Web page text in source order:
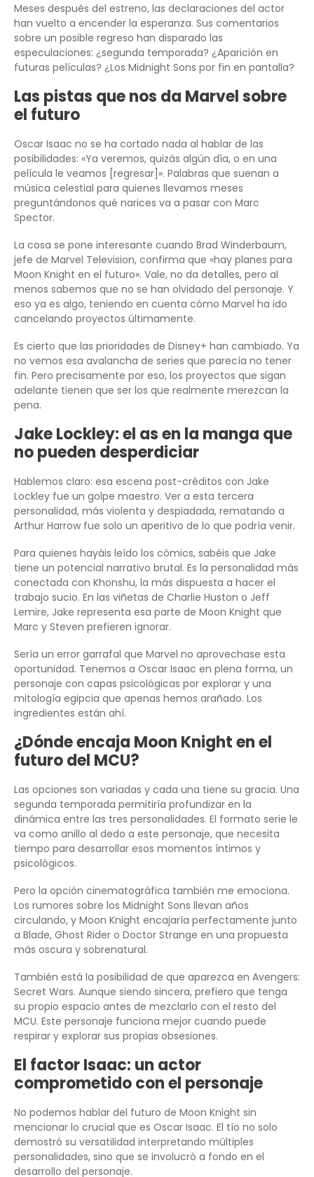
Meses después del estreno, las declaraciones del actor
han vuelto a encender la esperanza. Sus comentarios
sobre un posible regreso han disparado las
especulaciones: ¿segunda temporada? ¿Aparición en
futuras películas? ¿Los Midnight Sons por fin en pantalla?
Las pistas que nos da Marvel sobre
el futuro
Oscar Isaac no se ha cortado nada al hablar de las
posibilidades: «Ya veremos, quizás algún día, o en una
película le veamos [regresar]». Palabras que suenan a
música celestial para quienes llevamos meses
preguntándonos qué narices va a pasar con Marc
Spector.
La cosa se pone interesante cuando Brad Winderbaum,
jefe de Marvel Television, confirma que «hay planes para
Moon Knight en el futuro». Vale, no da detalles, pero al
menos sabemos que no se han olvidado del personaje. Y
eso ya es algo, teniendo en cuenta cómo Marvel ha ido
cancelando proyectos últimamente.
Es cierto que las prioridades de Disney+ han cambiado. Ya
no vemos esa avalancha de series que parecía no tener
fin. Pero precisamente por eso, los proyectos que sigan
adelante tienen que ser los que realmente merezcan la
pena.
Jake Lockley: el as en la manga que
no pueden desperdiciar
Hablemos claro: esa escena post-créditos con Jake
Lockley fue un golpe maestro. Ver a esta tercera
personalidad, más violenta y despiadada, rematando a
Arthur Harrow fue solo un aperitivo de lo que podría venir.
Para quienes hayáis leído los cómics, sabéis que Jake
tiene un potencial narrativo brutal. Es la personalidad más
conectada con Khonshu, la más dispuesta a hacer el
trabajo sucio. En las viñetas de Charlie Huston o Jeff
Lemire, Jake representa esa parte de Moon Knight que
Marc y Steven prefieren ignorar.
Sería un error garrafal que Marvel no aprovechase esta
oportunidad. Tenemos a Oscar Isaac en plena forma, un
personaje con capas psicológicas por explorar y una
mitología egipcia que apenas hemos arañado. Los
ingredientes están ahí.
¿Dónde encaja Moon Knight en el
futuro del MCU?
Las opciones son variadas y cada una tiene su gracia. Una
segunda temporada permitiría profundizar en la
dinámica entre las tres personalidades. El formato serie le
va como anillo al dedo a este personaje, que necesita
tiempo para desarrollar esos momentos íntimos y
psicológicos.
Pero la opción cinematográfica también me emociona.
Los rumores sobre los Midnight Sons llevan años
circulando, y Moon Knight encajaría perfectamente junto
a Blade, Ghost Rider o Doctor Strange en una propuesta
más oscura y sobrenatural.
También está la posibilidad de que aparezca en Avengers:
Secret Wars. Aunque siendo sincera, prefiero que tenga
su propio espacio antes de mezclarlo con el resto del
MCU. Este personaje funciona mejor cuando puede
respirar y explorar sus propias obsesiones.
El factor Isaac: un actor
comprometido con el personaje
No podemos hablar del futuro de Moon Knight sin
mencionar lo crucial que es Oscar Isaac. El tío no solo
demostró su versatilidad interpretando múltiples
personalidades, sino que se involucró a fondo en el
desarrollo del personaje.